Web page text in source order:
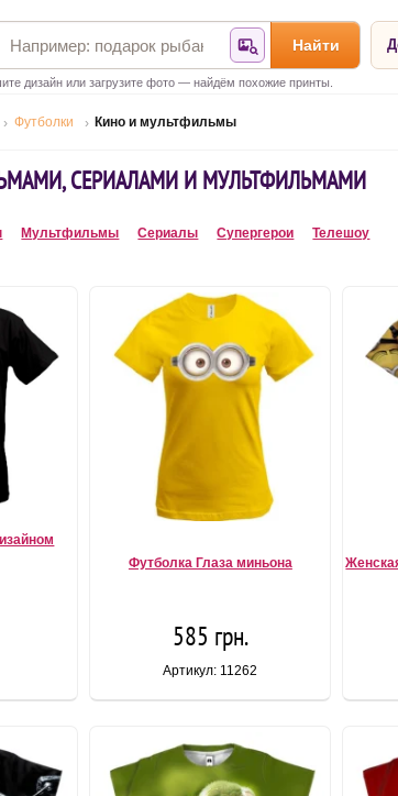
Найти по фотографии
Найти
дизайн или загрузите фото — найдём похожие принты.
Футболки Кино и мультфильмы
СЕРИАЛАМИ И МУЛЬТФИЛЬМАМИ
Мультфильмы Сериалы Супергерои Телешоу
Футболка Глаза миньона
585 грн.
Артикул: 11262